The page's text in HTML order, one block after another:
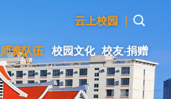
云上校园 |
师资队伍 校园文化 校友·捐赠